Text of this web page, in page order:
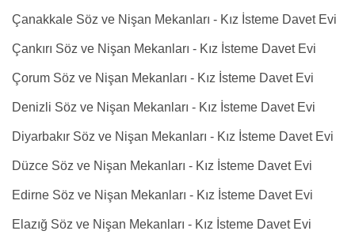
Çanakkale Söz ve Nişan Mekanları - Kız İsteme Davet Evi
Çankırı Söz ve Nişan Mekanları - Kız İsteme Davet Evi
Çorum Söz ve Nişan Mekanları - Kız İsteme Davet Evi
Denizli Söz ve Nişan Mekanları - Kız İsteme Davet Evi
Diyarbakır Söz ve Nişan Mekanları - Kız İsteme Davet Evi
Düzce Söz ve Nişan Mekanları - Kız İsteme Davet Evi
Edirne Söz ve Nişan Mekanları - Kız İsteme Davet Evi
Elazığ Söz ve Nişan Mekanları - Kız İsteme Davet Evi